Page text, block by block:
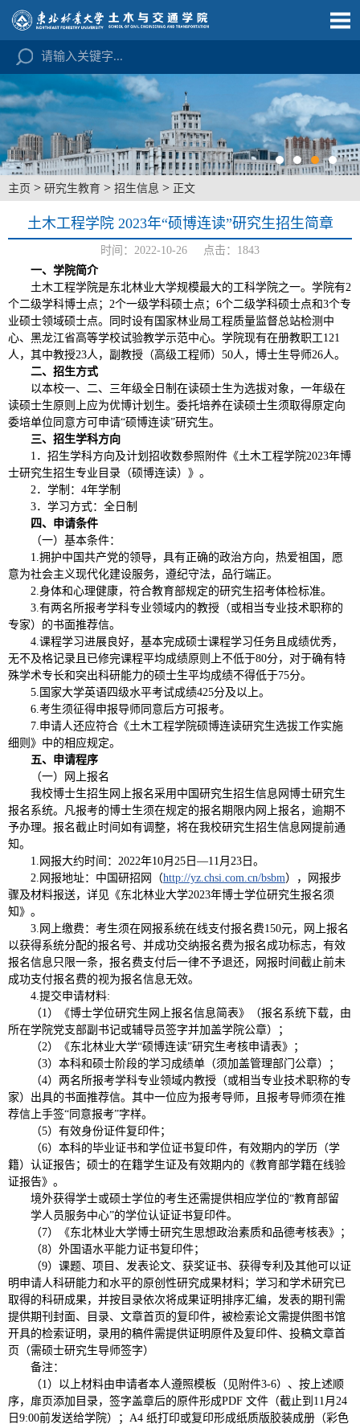
主页 > 研究生教育 > 招生信息 > 正文
土木工程学院 2023年“硕博连读”研究生招生简章
时间：2022-10-26 点击： 1843
一、学院简介
土木工程学院是东北林业大学规模最大的工科学院之一。学院有2
个二级学科博士点；2个一级学科硕士点；6个二级学科硕士点和3个专
业硕士领域硕士点。同时设有国家林业局工程质量监督总站检测中
心、黑龙江省高等学校试验教学示范中心。学院现有在册教职工121
人，其中教授23人，副教授（高级工程师）50人，博士生导师26人。
二、招生方式
以本校一、二、三年级全日制在读硕士生为选拔对象，一年级在
读硕士生原则上应为优博计划生。委托培养在读硕士生须取得原定向
委培单位同意方可申请“硕博连读”研究生。
三、招生学科方向
1．招生学科方向及计划招收数参照附件《土木工程学院2023年博
士研究生招生专业目录（硕博连读）》。
2．学制：4年学制
3．学习方式：全日制
四、申请条件
（一）基本条件：
1.拥护中国共产党的领导，具有正确的政治方向，热爱祖国，愿
意为社会主义现代化建设服务，遵纪守法，品行端正。
2.身体和心理健康，符合教育部规定的研究生招考体检标准。
3.有两名所报考学科专业领域内的教授（或相当专业技术职称的
专家）的书面推荐信。
4.课程学习进展良好，基本完成硕士课程学习任务且成绩优秀，
无不及格记录且已修完课程平均成绩原则上不低于80分，对于确有特
殊学术专长和突出科研能力的硕士生平均成绩不得低于75分。
5.国家大学英语四级水平考试成绩425分及以上。
6.考生须征得申报导师同意后方可报考。
7.申请人还应符合《土木工程学院硕博连读研究生选拔工作实施
细则》中的相应规定。
五、申请程序
（一）网上报名
我校博士生招生网上报名采用中国研究生招生信息网博士研究生
报名系统。凡报考的博士生须在规定的报名期限内网上报名，逾期不
予办理。报名截止时间如有调整，将在我校研究生招生信息网提前通
知。
1.网报大约时间：2022年10月25日—11月23日。
2.网报地址：中国研招网（http://yz.chsi.com.cn/bsbm），网报步
骤及材料报送，详见《东北林业大学2023年博士学位研究生报名须
知》。
3.网上缴费：考生须在网报系统在线支付报名费150元，网上报名
以获得系统分配的报名号、并成功交纳报名费为报名成功标志，有效
报名信息只限一条，报名费支付后一律不予退还，网报时间截止前未
成功支付报名费的视为报名信息无效。
4.提交申请材料:
（1）《博士学位研究生网上报名信息简表》（报名系统下载，由
所在学院党支部副书记或辅导员签字并加盖学院公章）；
（2）《东北林业大学“硕博连读”研究生考核申请表》；
（3）本科和硕士阶段的学习成绩单（须加盖管理部门公章）；
（4）两名所报考学科专业领域内教授（或相当专业技术职称的专
家）出具的书面推荐信。其中一位应为报考导师，且报考导师须在推
荐信上手签“同意报考”字样。
（5）有效身份证件复印件；
（6）本科的毕业证书和学位证书复印件，有效期内的学历（学
籍）认证报告；硕士的在籍学生证及有效期内的《教育部学籍在线验
证报告》。
境外获得学士或硕士学位的考生还需提供相应学位的“教育部留
学人员服务中心”的学位认证证书复印件。
（7）《东北林业大学博士研究生思想政治素质和品德考核表》；
（8）外国语水平能力证书复印件；
（9）课题、项目、发表论文、获奖证书、获得专利及其他可以证
明申请人科研能力和水平的原创性研究成果材料；学习和学术研究已
取得的科研成果，并按目录依次将成果证明排序汇编，发表的期刊需
提供期刊封面、目录、文章首页的复印件，被检索论文需提供图书馆
开具的检索证明，录用的稿件需提供证明原件及复印件、投稿文章首
页（需硕士研究生导师签字）
备注：
（1）以上材料由申请者本人遵照模板（见附件3-6）、按上述顺
序，扉页添加目录，签字盖章后的原件形成PDF 文件（截止到11月24
日9:00前发送给学院）；A4 纸打印或复印形成纸质版胶装成册（彩色